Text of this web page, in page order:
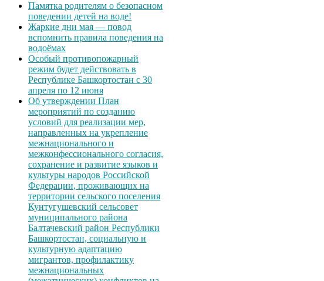
Памятка родителям о безопасном
поведении детей на воде!
Жаркие дни мая — повод
вспомнить правила поведения на
водоёмах
Особый противопожарный
режим будет действовать в
Республике Башкортостан с 30
апреля по 12 июня
Об утверждении План
мероприятий по созданию
условий для реализации мер,
направленных на укрепление
межнационального и
межконфессионального согласия,
сохранение и развитие языков и
культуры народов Российской
Федерации, проживающих на
территории сельского поселения
Кунтугушевский сельсовет
муниципального района
Балтачевский район Республики
Башкортостан, социальную и
культурную адаптацию
мигрантов, профилактику
межнациональных